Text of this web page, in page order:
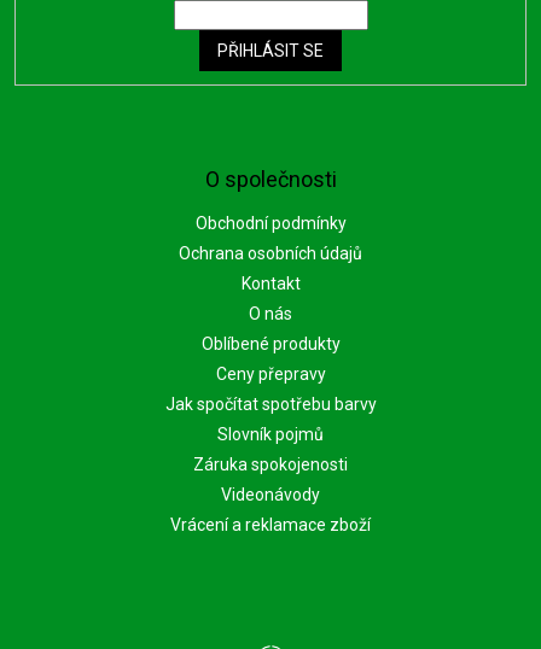
O společnosti
Obchodní podmínky
Ochrana osobních údajů
Kontakt
O nás
Oblíbené produkty
Ceny přepravy
Jak spočítat spotřebu barvy
Slovník pojmů
Záruka spokojenosti
Videonávody
Vrácení a reklamace zboží
PŘIHLÁSIT SE